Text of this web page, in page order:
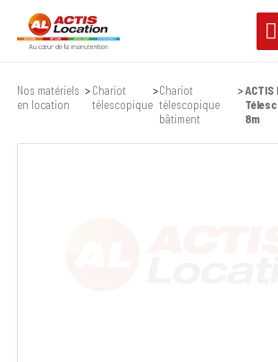
Nos matériels
en location
Chariot
télescopique
Chariot
télescopique
bâtiment
8m